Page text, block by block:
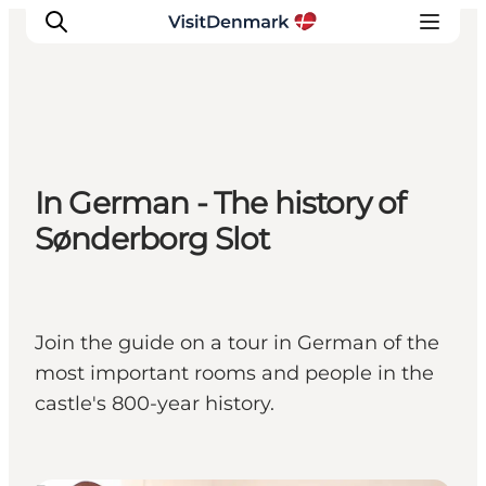
Inspiratie
Bestemmingen
Wat te doen
In German - The history of
Sønderborg Slot
Join the guide on a tour in German of the
most important rooms and people in the
castle's 800-year history.